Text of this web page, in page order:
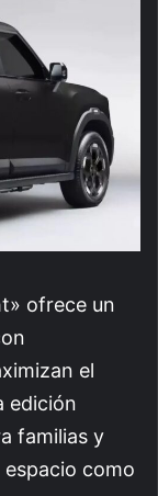
ofrece un
el
edición
familias y
como